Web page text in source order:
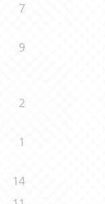
7
9
2
1
14